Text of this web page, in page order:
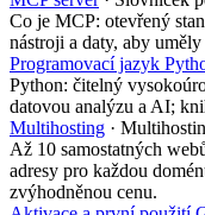
Co je MCP: otevřený
nástroji a daty, aby
Programovací jazyk
Python: čitelný
datovou analýzu a AI;
Multihosting ·
Až 10 samostatných
adresy pro každou
zvýhodněnou cenu.